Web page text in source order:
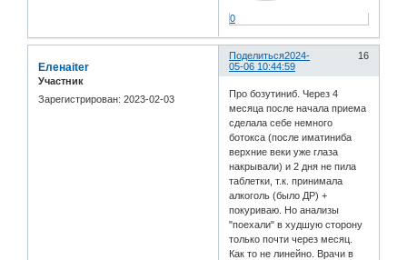
0
Поделиться 16
2024-
05-06 10:44:59
Еленаiter
Участник
Зарегистрирован: 2023-02-03
Про бозутиниб. Через 4
месяца после начала приема
сделала себе немного
ботокса (после иматиниба
верхние веки уже глаза
накрывали) и 2 дня не пила
таблетки, т.к. принимала
алкоголь (было ДР) +
покуриваю. Но анализы
"поехали" в худшую сторону
только почти через месяц.
Как то не линейно. Врачи в